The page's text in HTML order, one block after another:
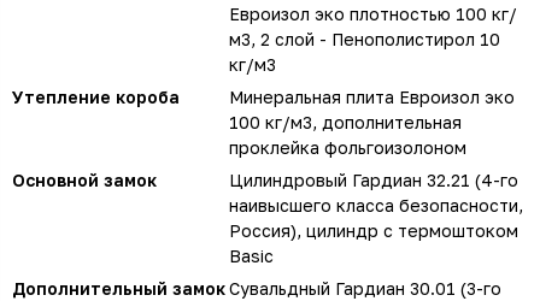
Евроизол эко плотностью 100 кг/
м3, 2 слой - Пенополистирол 10
кг/м3
Утепление короба
Минеральная плита Евроизол эко
100 кг/м3, дополнительная
проклейка фольгоизолоном
Основной замок
Цилиндровый Гардиан 32.21 (4-го
наивысшего класса безопасности,
Россия), цилиндр с термоштоком
Basic
Дополнительный замокСувальдный Гардиан 30.01 (3-го